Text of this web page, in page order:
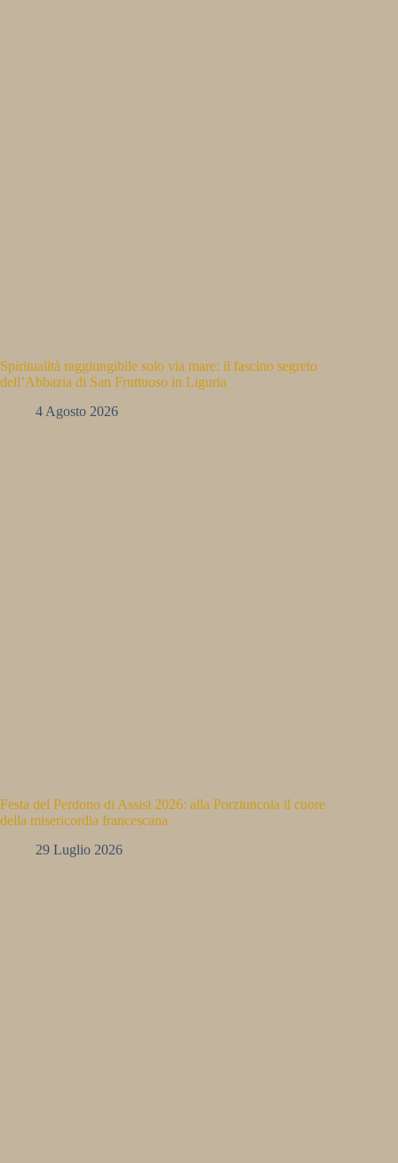
Spiritualità raggiungibile solo via mare: il fascino segreto
dell’Abbazia di San Fruttuoso in Liguria
4 Agosto 2026
Festa del Perdono di Assisi 2026: alla Porziuncola il cuore
della misericordia francescana
29 Luglio 2026